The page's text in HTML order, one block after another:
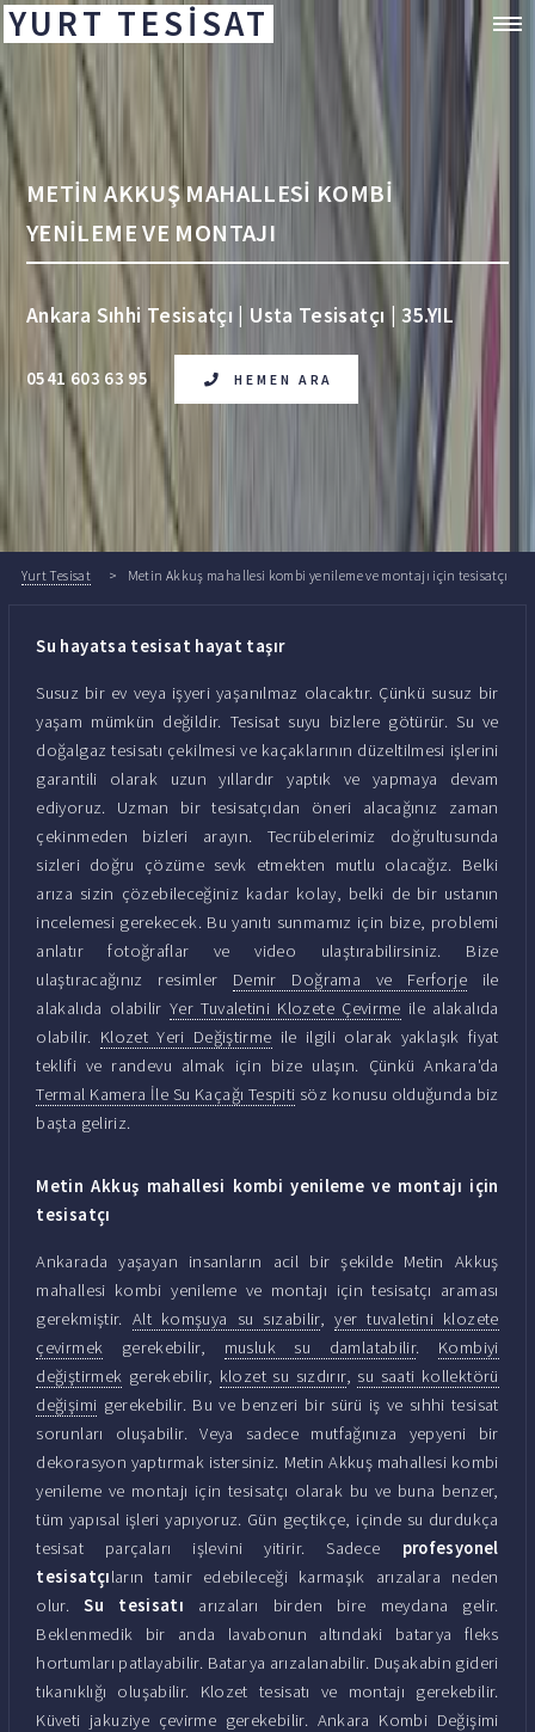
YURT TESİSAT
METİN AKKUŞ MAHALLESİ KOMBİ
YENİLEME VE MONTAJI
Ankara Sıhhi Tesisatçı | Usta Tesisatçı | 35.YIL
0541 603 63 95 HEMEN ARA
Yurt Tesisat Metin Akkuş mahallesi kombi yenileme ve montajı için tesisatçı
Su hayatsa tesisat hayat taşır
Susuz bir ev veya işyeri yaşanılmaz olacaktır. Çünkü susuz bir
yaşam mümkün değildir. Tesisat suyu bizlere götürür. Su ve
doğalgaz tesisatı çekilmesi ve kaçaklarının düzeltilmesi işlerini
garantili olarak uzun yıllardır yaptık ve yapmaya devam
ediyoruz. Uzman bir tesisatçıdan öneri alacağınız zaman
çekinmeden bizleri arayın. Tecrübelerimiz doğrultusunda
sizleri doğru çözüme sevk etmekten mutlu olacağız. Belki
arıza sizin çözebileceğiniz kadar kolay, belki de bir ustanın
incelemesi gerekecek. Bu yanıtı sunmamız için bize, problemi
anlatır fotoğraflar ve video ulaştırabilirsiniz. Bize
ulaştıracağınız resimler Demir Doğrama ve Ferforjeile
alakalıda olabilirYer Tuvaletini Klozete Çevirme ile alakalıda
olabilir. Klozet Yeri Değiştirme ile ilgili olarak yaklaşık fiyat
teklifi ve randevu almak için bize ulaşın. Çünkü Ankara'da
Termal Kamera İle Su Kaçağı Tespiti söz konusu olduğunda biz
başta geliriz.
Metin Akkuş mahallesi kombi yenileme ve montajı için
tesisatçı
Ankarada yaşayan insanların acil bir şekilde Metin Akkuş
mahallesi kombi yenileme ve montajı için tesisatçı araması
gerekmiştir. Alt komşuya su sızabilir,yer tuvaletini klozete
çevirmek gerekebilir, musluk su damlatabilir. Kombiyi
değiştirmek gerekebilir, klozet su sızdırır, su saati kollektörü
değişimi gerekebilir. Bu ve benzeri bir sürü iş ve sıhhi tesisat
sorunları oluşabilir. Veya sadece mutfağınıza yepyeni bir
dekorasyon yaptırmak istersiniz. Metin Akkuş mahallesi kombi
yenileme ve montajı için tesisatçı olarak bu ve buna benzer,
tüm yapısal işleri yapıyoruz. Gün geçtikçe, içinde su durdukça
tesisat parçaları işlevini yitirir. Sadece profesyonel
tesisatçıların tamir edebileceği karmaşık arızalara neden
olur.Su tesisatı arızaları birden bire meydana gelir.
Beklenmedik bir anda lavabonun altındaki batarya fleks
hortumları patlayabilir. Batarya arızalanabilir. Duşakabin gideri
tıkanıklığı oluşabilir. Klozet tesisatı ve montajı gerekebilir.
Küveti jakuziye çevirme gerekebilir. Ankara Kombi Değişimi